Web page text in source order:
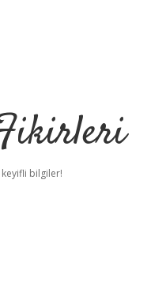
bilgiler!